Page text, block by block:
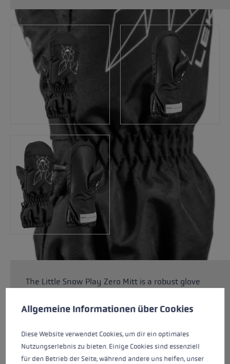
The Little Snow Play Zero Mitt is a robust glove
combination with a SOFT-TEX® membrane and
the snow. The Zero models do not have an
integrated trigger system and are very
versatile.
This website uses cookies to give you the best possible experience.
Allgemeine Informationen über Cookies
Diese Website verwendet Cookies, um dir ein optimales
Nutzungserlebnis zu bieten. Einige Cookies sind essenziell
für den Betrieb der Seite, während andere uns helfen, unser